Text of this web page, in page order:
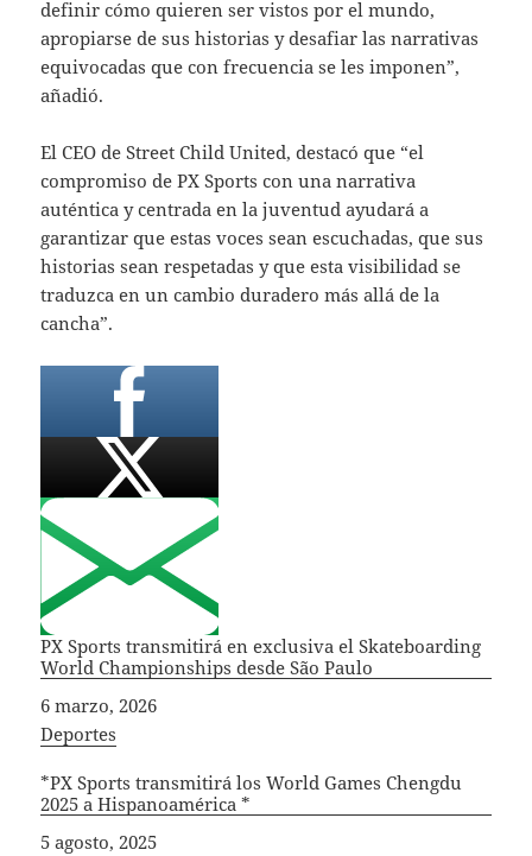
definir cómo quieren ser vistos por el mundo,
apropiarse de sus historias y desafiar las narrativas
equivocadas que con frecuencia se les imponen”,
añadió.
El CEO de Street Child United, destacó que “el
compromiso de PX Sports con una narrativa
auténtica y centrada en la juventud ayudará a
garantizar que estas voces sean escuchadas, que sus
historias sean respetadas y que esta visibilidad se
traduzca en un cambio duradero más allá de la
cancha”.
PX Sports transmitirá en exclusiva el Skateboarding
World Championships desde São Paulo
Fecha
6 marzo, 2026
In relation to
Deportes
*PX Sports transmitirá los World Games Chengdu
2025 a Hispanoamérica *
Fecha
5 agosto, 2025